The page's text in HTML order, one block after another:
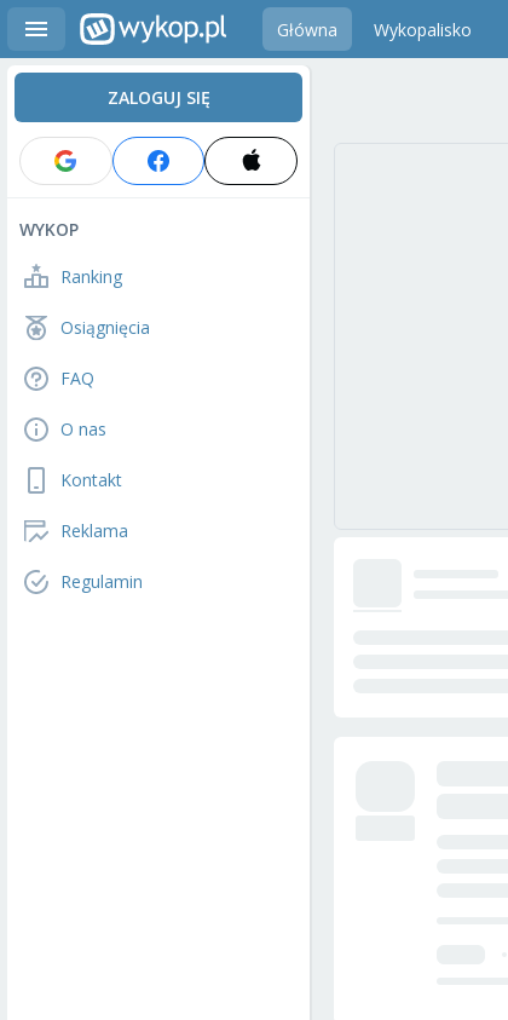
Główna Wykopalisko
ZALOGUJ SIĘ
WYKOP
Ranking
Osiągnięcia
FAQ
O nas
Kontakt
Reklama
Regulamin